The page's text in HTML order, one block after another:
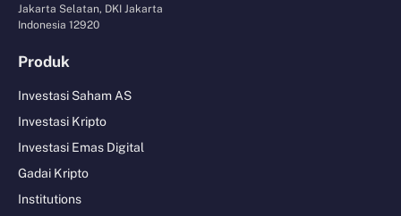
Jakarta Selatan, DKI Jakarta
Indonesia 12920
Produk
Investasi Saham AS
Investasi Kripto
Investasi Emas Digital
Gadai Kripto
Institutions